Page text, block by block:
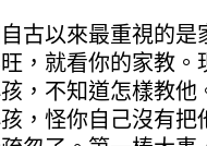
以來最重視的是
，就看你的家教。
，不知道怎樣教
，怪你自己沒有把